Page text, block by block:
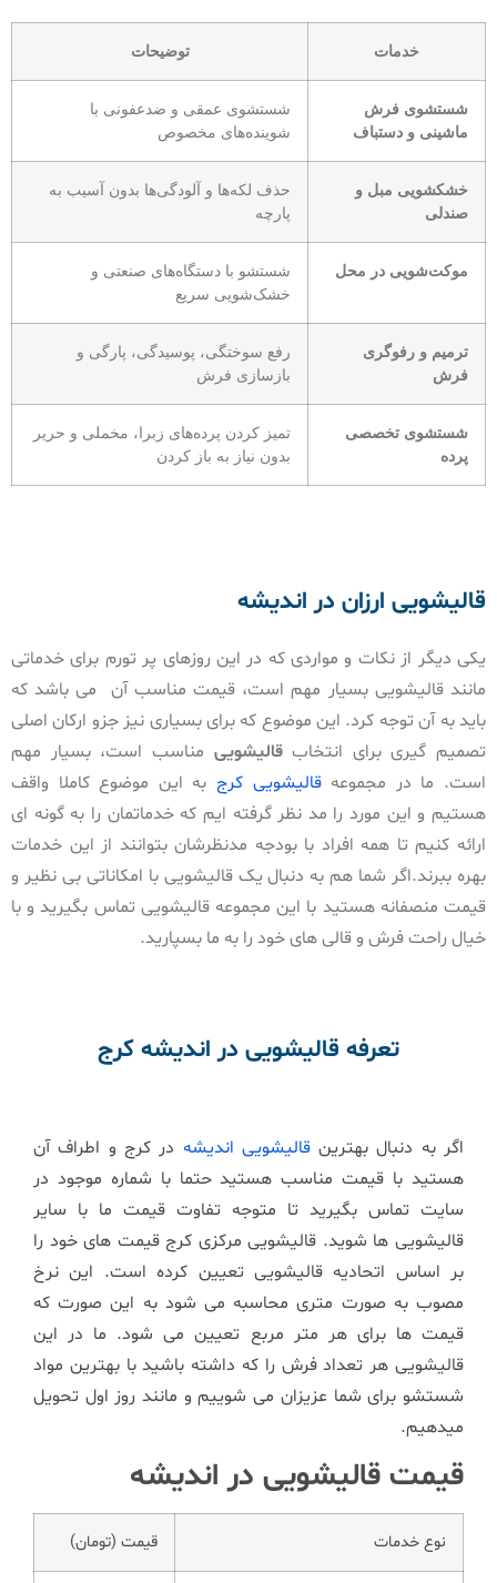
خدمات توضیحات
شستشوی فرش
ماشینی و دستباف
شستشوی عمقی و ضدعفونی با
شوینده‌های مخصوص
خشکشویی مبل و
صندلی
حذف لکه‌ها و آلودگی‌ها بدون آسیب به
پارچه
موکت‌شویی در محل
شستشو با دستگاه‌های صنعتی و
خشک‌شویی سریع
ترمیم و رفوگری
فرش
رفع سوختگی، پوسیدگی، پارگی و
بازسازی فرش
شستشوی تخصصی
پرده
تمیز کردن پرده‌های زبرا، مخملی و حریر
بدون نیاز به باز کردن
قالیشویی ارزان در اندیشه
یکی دیگر از نکات و مواردی که در این روزهای پر تورم برای خدماتی
مانند قالیشویی بسیار مهم است، قیمت مناسب آن می باشد که
باید به آن توجه کرد. این موضوع که برای بسیاری نیز جزو ارکان اصلی
تصمیم گیری برای انتخابقالیشویی مناسب است، بسیار مهم
است. ما در مجموعه قالیشویی کرج به این موضوع کاملا واقف
هستیم و این مورد را مد نظر گرفته ایم که خدماتمان را به گونه ای
ارائه کنیم تا همه افراد با بودجه مدنظرشان بتوانند از این خدمات
بهره ببرند.اگر شما هم به دنبال یک قالیشویی با امکاناتی بی نظیر و
قیمت منصفانه هستید با این مجموعه قالیشویی تماس بگیرید و با
خیال راحت فرش و قالی های خود را به ما بسپارید.
تعرفه قالیشویی در اندیشه کرج
اگر به دنبال بهترینقالیشویی اندیشه در کرج و اطراف آن
هستید با قیمت مناسب هستید حتما با شماره موجود در
سایت تماس بگیرید تا متوجه تفاوت قیمت ما با سایر
قالیشویی ها شوید. قالیشویی مرکزی کرج قیمت های خود را
بر اساس اتحادیه قالیشویی تعیین کرده است. این نرخ
مصوب به صورت متری محاسبه می شود به این صورت که
قیمت ها برای هر متر مربع تعیین می شود. ما در این
قالیشویی هر تعداد فرش را که داشته باشید با بهترین مواد
شستشو برای شما عزیزان می شوییم و مانند روز اول تحویل
میدهیم.
قیمت قالیشویی در اندیشه
نوع خدمات قیمت (تومان)